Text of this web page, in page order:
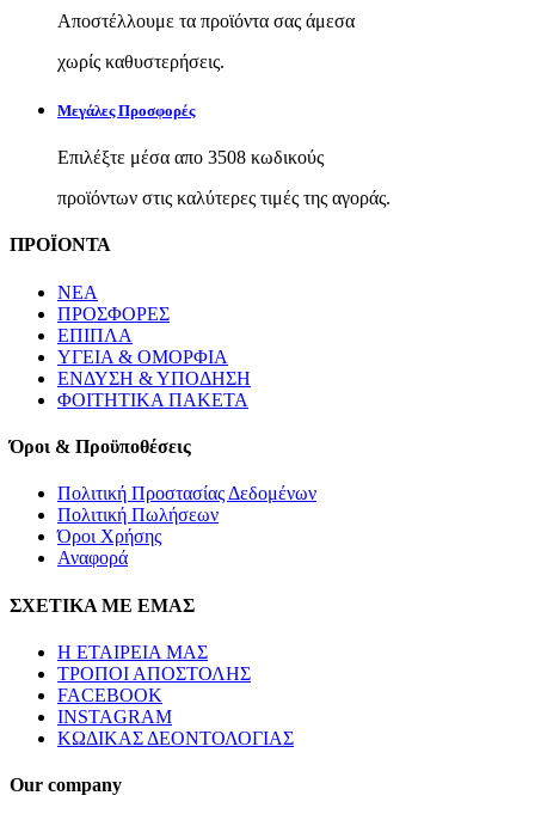
Αποστέλλουμε τα προϊόντα σας άμεσα
χωρίς καθυστερήσεις.
Μεγάλες Προσφορές
Επιλέξτε μέσα απο 3508 κωδικούς
προϊόντων στις καλύτερες τιμές της αγοράς.
ΠΡΟΪΟΝΤΑ
ΝΕΑ
ΠΡΟΣΦΟΡΕΣ
ΕΠΙΠΛΑ
ΥΓΕΙΑ & ΟΜΟΡΦΙΑ
ΕΝΔΥΣΗ & ΥΠΟΔΗΣΗ
ΦΟΙΤΗΤΙΚΑ ΠΑΚΕΤΑ
Όροι & Προϋποθέσεις
Πολιτική Προστασίας Δεδομένων
Πολιτική Πωλήσεων
Όροι Χρήσης
Αναφορά
ΣΧΕΤΙΚΑ ΜΕ ΕΜΑΣ
Η ΕΤΑΙΡΕΙΑ ΜΑΣ
ΤΡΟΠΟΙ ΑΠΟΣΤΟΛΗΣ
FACEBOOK
INSTAGRAM
ΚΩΔΙΚΑΣ ΔΕΟΝΤΟΛΟΓΙΑΣ
Our company